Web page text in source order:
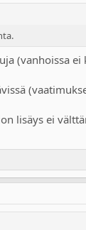
(vanhoissa
lisäys ei